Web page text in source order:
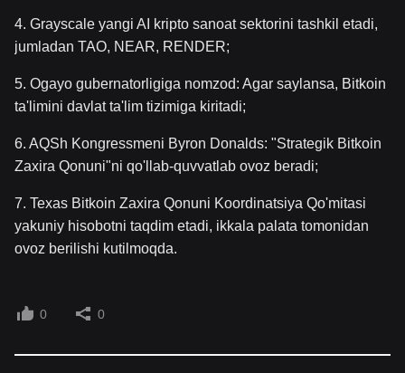
4. Grayscale yangi AI kripto sanoat sektorini tashkil etadi,
jumladan TAO, NEAR, RENDER;
5. Ogayo gubernatorligiga nomzod: Agar saylansa, Bitkoin
ta'limini davlat ta'lim tizimiga kiritadi;
6. AQSh Kongressmeni Byron Donalds: "Strategik Bitkoin
Zaxira Qonuni"ni qo'llab-quvvatlab ovoz beradi;
7. Texas Bitkoin Zaxira Qonuni Koordinatsiya Qo'mitasi
yakuniy hisobotni taqdim etadi, ikkala palata tomonidan
ovoz berilishi kutilmoqda.
0 0